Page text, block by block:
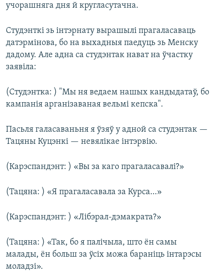
учорашняга дня й кругласутачна.
Студэнткі зь інтэрнату вырашылі прагаласаваць
датэрмінова, бо на выхадныя паедуць зь Менску
дадому. Але адна са студэнтак нават на ўчастку
заявіла:
(Студэнтка: ) "Мы ня ведаем нашых кандыдатаў, бо
кампанія арганізаваная вельмі кепска".
Пасьля галасаваньня я ўзяў у адной са студэнтак —
Тацяны Куцэнкі — невялікае інтэрвію.
(Карэспандэнт: ) «Вы за каго прагаласавалі?»
(Тацяна: ) «Я прагаласавала за Курса…»
(Карэспандэнт: ) «Лібэрал-дэмакрата?»
(Тацяна: ) «Так, бо я палічыла, што ён самы
малады, ён больш за ўсіх можа бараніць інтарэсы
моладзі».